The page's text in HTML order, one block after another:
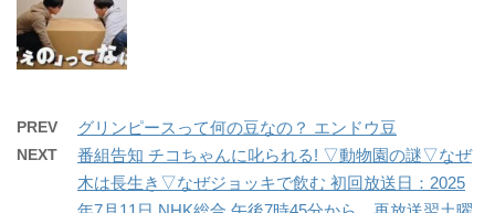
PREV グリンピースって何の豆なの？ エンドウ豆
NEXT
番組告知 チコちゃんに叱られる! ▽動物園の謎▽なぜ
木は長生き▽なぜジョッキで飲む 初回放送日：2025